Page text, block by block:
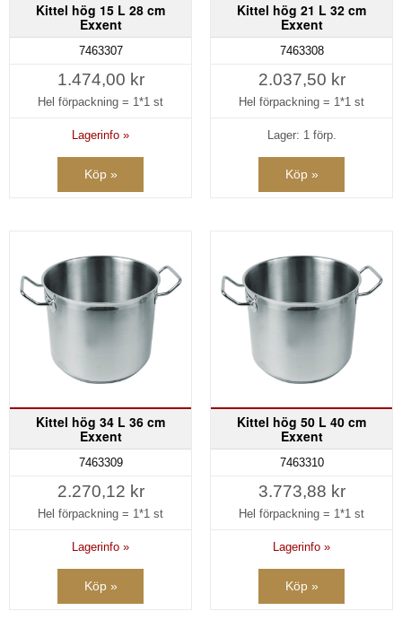
Kittel hög 15 L 28 cm
Exxent
7463307
1.474,00 kr
Hel förpackning = 1*1 st
Lagerinfo »
Köp »
Kittel hög 21 L 32 cm
Exxent
7463308
2.037,50 kr
Hel förpackning = 1*1 st
Lager: 1 förp.
Köp »
Kittel hög 34 L 36 cm
Exxent
7463309
2.270,12 kr
Hel förpackning = 1*1 st
Lagerinfo »
Köp »
Kittel hög 50 L 40 cm
Exxent
7463310
3.773,88 kr
Hel förpackning = 1*1 st
Lagerinfo »
Köp »